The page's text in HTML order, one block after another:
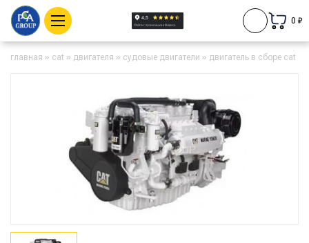
0 ₽
главная » cat » двигателя » судовые двигатели » двигатель в сборе cat